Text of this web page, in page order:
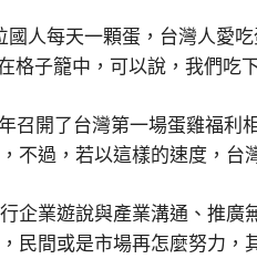
國人每天一顆蛋，台灣人
子籠中，可以說，我們吃
召開了台灣第一場蛋雞福
不過，若以這樣的速度，台
企業遊說與產業溝通、推
民間或是市場再怎麼努力